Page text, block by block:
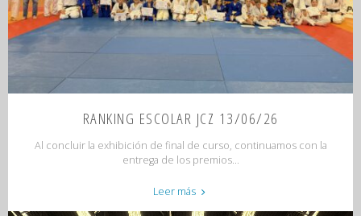
RANKING ESCOLAR JCZ 13/06/26
Al concluir la exhibición de final de curso, continuamos con la
entrega de los premios...
Leer más "RANKING
ESCOLAR